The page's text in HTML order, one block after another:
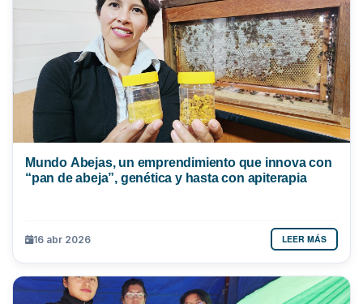
Mundo Abejas, un emprendimiento que innova con
“pan de abeja”, genética y hasta con apiterapia
16 abr 2026 LEER MÁS